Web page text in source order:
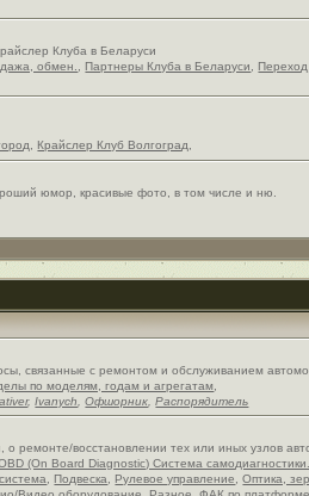
Клуба в Беларуси
обмен. Партнеры Клуба в Беларуси
Крайслер Клуб Волгоград
юмор, красивые фото, в том числе и ню.
связанные с ремонтом и обслуживанием
по моделям, годам и агрегатам
,Ivanych ,Офшорник ,Распорядитель
ремонте/восстановлении тех или иных узлов
(On Board Diagnostic) Система самодиагностики.
Подвеска Рулевое управление ,Оптика,